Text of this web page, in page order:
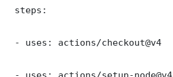
steps:
- uses: actions/checkout@v4
- uses: actions/setup-node@v4